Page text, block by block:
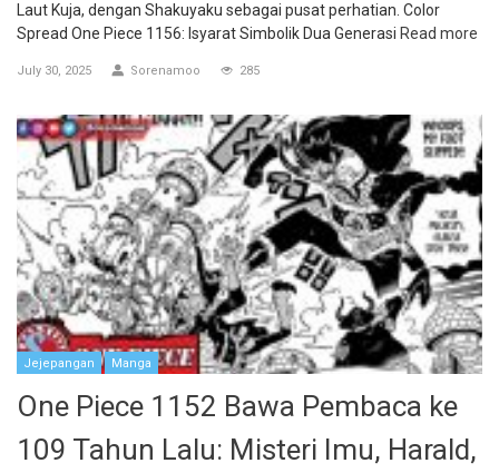
Laut Kuja, dengan Shakuyaku sebagai pusat perhatian. Color
Spread One Piece 1156: Isyarat Simbolik Dua Generasi Read more
July 30, 2025 Sorenamoo 285
Jejepangan Manga
One Piece 1152 Bawa Pembaca ke
109 Tahun Lalu: Misteri Imu, Harald,